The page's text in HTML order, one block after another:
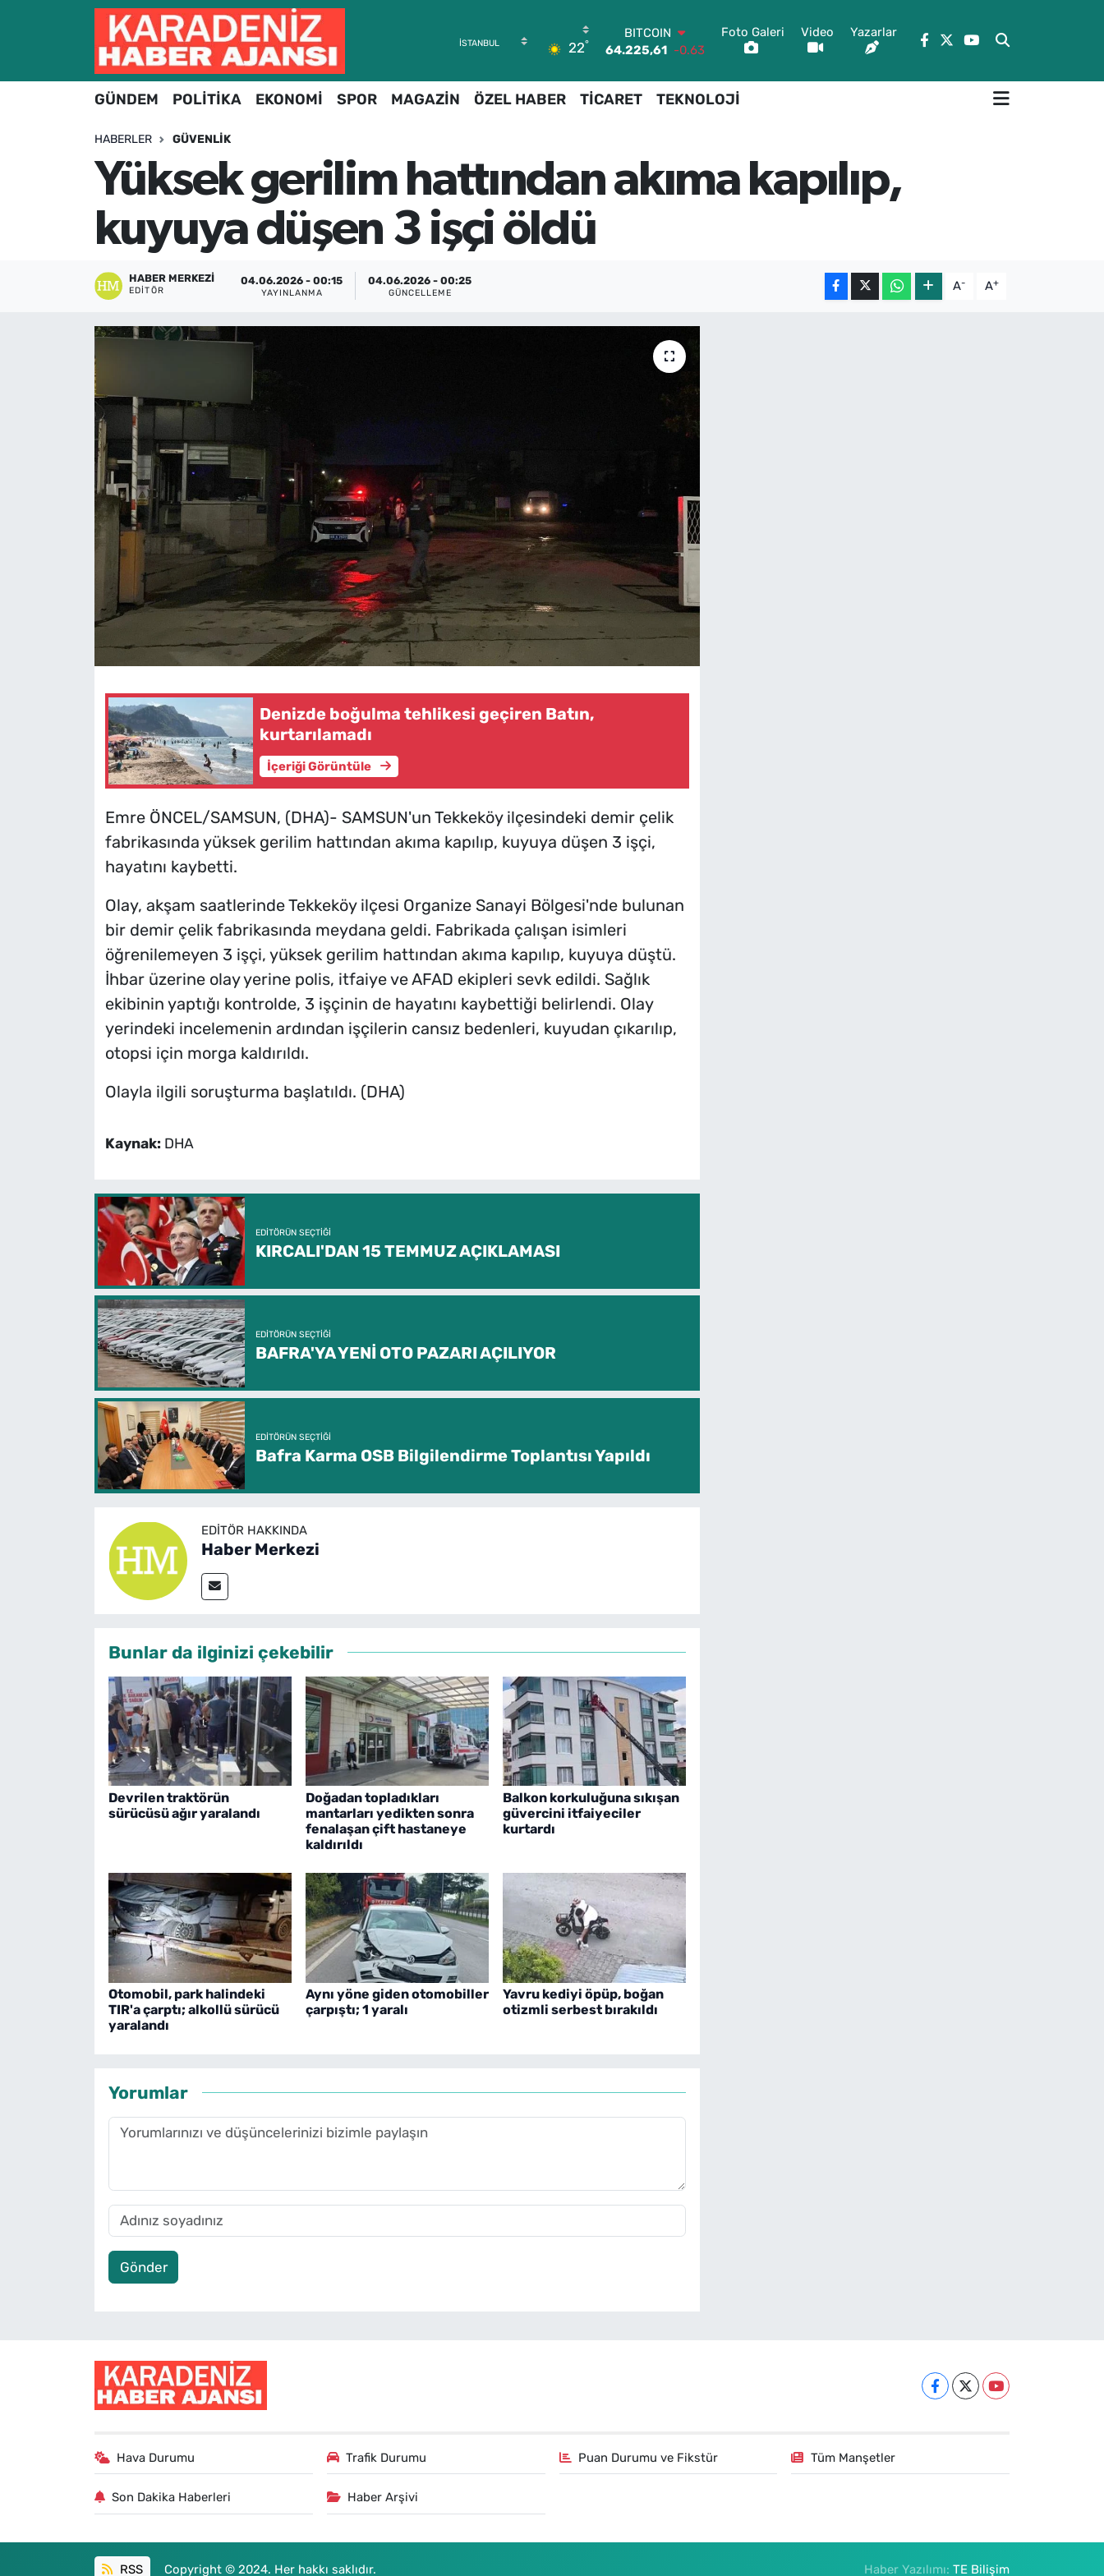
22°
BITCOIN
64.225,61 -0.63
47,7143 0.16
EURO
GRAM ALTIN
6510.40
0.45
Foto Galeri Video Yazarlar
GÜNDEM POLİTİKA EKONOMİ SPOR MAGAZİN ÖZEL HABER TİCARET TEKNOLOJİ
HABERLER GÜVENLIK
Yüksek gerilim hattından akıma kapılıp,
kuyuya düşen 3 işçi öldü
HABER MERKEZI
EDITÖR
04.06.2026 - 00:15
YAYINLANMA
04.06.2026 - 00:25
GÜNCELLEME A- A+
Denizde boğulma tehlikesi geçiren Batın,
kurtarılamadı
İçeriği Görüntüle
Emre ÖNCEL/SAMSUN, (DHA)- SAMSUN'un Tekkeköy ilçesindeki demir çelik
fabrikasında yüksek gerilim hattından akıma kapılıp, kuyuya düşen 3 işçi,
hayatını kaybetti.
Olay, akşam saatlerinde Tekkeköy ilçesi Organize Sanayi Bölgesi'nde bulunan
bir demir çelik fabrikasında meydana geldi. Fabrikada çalışan isimleri
öğrenilemeyen 3 işçi, yüksek gerilim hattından akıma kapılıp, kuyuya düştü.
İhbar üzerine olay yerine polis, itfaiye ve AFAD ekipleri sevk edildi. Sağlık
ekibinin yaptığı kontrolde, 3 işçinin de hayatını kaybettiği belirlendi. Olay
yerindeki incelemenin ardından işçilerin cansız bedenleri, kuyudan çıkarılıp,
otopsi için morga kaldırıldı.
Olayla ilgili soruşturma başlatıldı. (DHA)
Kaynak: DHA
EDITÖRÜN SEÇTIĞI
KIRCALI'DAN 15 TEMMUZ AÇIKLAMASI
EDITÖRÜN SEÇTIĞI
BAFRA'YA YENİ OTO PAZARI AÇILIYOR
EDITÖRÜN SEÇTIĞI
Bafra Karma OSB Bilgilendirme Toplantısı Yapıldı
EDITÖR HAKKINDA
Haber Merkezi
Bunlar da ilginizi çekebilir
Devrilen traktörün
sürücüsü ağır yaralandı
Doğadan topladıkları
mantarları yedikten sonra
fenalaşan çift hastaneye
kaldırıldı
Balkon korkuluğuna sıkışan
güvercini itfaiyeciler
kurtardı
Otomobil, park halindeki
TIR'a çarptı; alkollü sürücü
yaralandı
Aynı yöne giden otomobiller
çarpıştı; 1 yaralı
Yavru kediyi öpüp, boğan
otizmli serbest bırakıldı
Yorumlar
Gönder
Hava Durumu Trafik Durumu Puan Durumu ve Fikstür Tüm Manşetler
Son Dakika Haberleri Haber Arşivi
RSS Copyright © 2024. Her hakkı saklıdır. Haber Yazılımı:TE Bilişim
Hava Durumu
Trafik Durumu
Süper Lig Puan Durumu ve Fikstür
Tüm Manşetler
Son Dakika Haberleri
Haber Arşivi